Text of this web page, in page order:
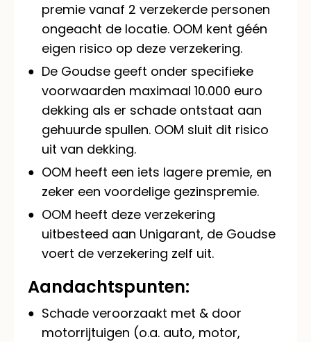
premie vanaf 2 verzekerde personen
ongeacht de locatie. OOM kent géén
eigen risico op deze verzekering.
De Goudse geeft onder specifieke
voorwaarden maximaal 10.000 euro
dekking als er schade ontstaat aan
gehuurde spullen. OOM sluit dit risico
uit van dekking.
OOM heeft een iets lagere premie, en
zeker een voordelige gezinspremie.
OOM heeft deze verzekering
uitbesteed aan Unigarant, de Goudse
voert de verzekering zelf uit.
Aandachtspunten:
Schade veroorzaakt met & door
motorrijtuigen (o.a. auto, motor,